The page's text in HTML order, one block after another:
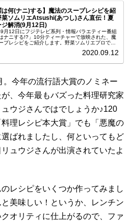
は何(ナニ)する】魔法のスープレシピを紹
菜ソムリエAtsushi(あつし)さん直伝！夏
ジ解消(9月12日)
月12日にフジテレビ系列・情報バラエティー番組
はナニする!?」10分ティーチャーで放映された、魔
プレシピをご紹介します。野菜ソムリエプロでフ
2020.09.12
。今年の流行語大賞のノミネー
、今年最もバズった料理研究家
ウジさんではでしょうか♪120
理レシピ本大賞」でも「悪魔の
ばれましたし、何といってもど
ュウジさんが出演されていたよ
レシピをいくつか作ってみまし
美味しい！というか、レンチン
オリティに仕上がるので、ファ